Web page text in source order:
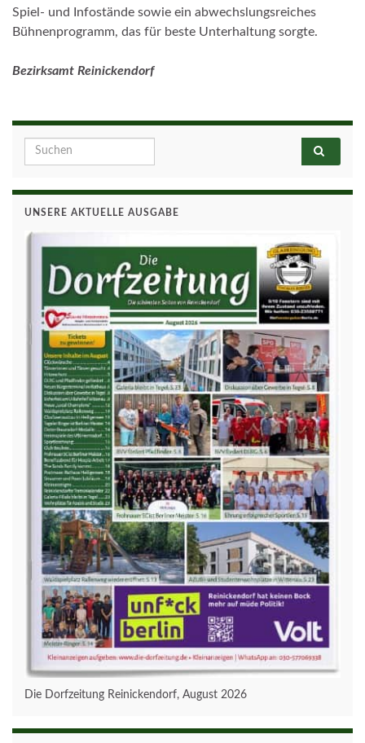
Spiel- und Infostände sowie ein abwechslungsreiches
Bühnenprogramm, das für beste Unterhaltung sorgte.
Bezirksamt Reinickendorf
Search for:
UNSERE AKTUELLE AUSGABE
Die Dorfzeitung Reinickendorf, August 2026